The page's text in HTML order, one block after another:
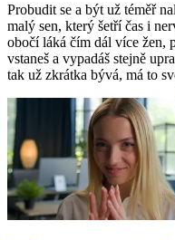
Probudit se a být už téměř
malý sen, který šetří čas i
obočí láká čím dál více žen,
vstaneš a vypadáš stejně
tak už zkrátka bývá, má to